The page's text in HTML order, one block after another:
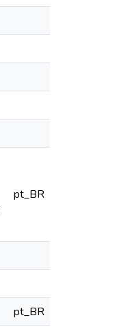
pt_BR
pt_BR